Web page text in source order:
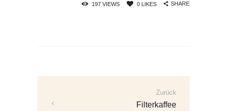
197VIEWS 0LIKES SHARE
Zurück
Filterkaffee